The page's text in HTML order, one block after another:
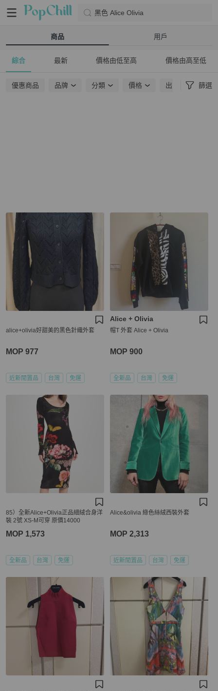
黑色 Alice Olivia
商品 用戶
綜合 最新 價格由低至高 價格由高至低
優惠商品 品牌 分類 價格 出貨地點 篩選
alice+olivia好甜美的黑色針織外套
MOP 977
近新閒置品 台灣 免運
Alice + Olivia
帽T 外套 Alice + Olivia
MOP 900
全新品 台灣 免運
85）全新Alice+Olivia正品細絨合身洋
裝 2號 XS-M可穿 原價14000
MOP 1,573
全新品 台灣 免運
Alice&olivia 綠色絲絨西裝外套
MOP 2,313
近新閒置品 台灣 免運